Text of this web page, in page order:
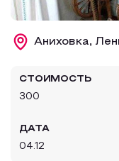
Образовательный
Аттестованные
Все маршруты
Аниховка,
СТОИМОСТЬ
300
ДАТА
04.12